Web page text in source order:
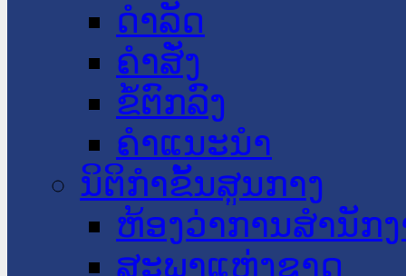
ດໍາລັດ
ຄໍາສັ່ງ
ຂໍ້ຕົກລົງ
ຄໍາແນະນໍາ
ນິຕິກໍາຂັ້ນສູນກາງ
ຫ້ອງວ່າການສໍານັກ
ສະພາແຫ່ງຊາດ